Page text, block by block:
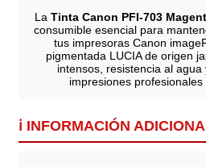
La Tinta Canon PFI-703
consumible esencial para
tus impresoras Canon
pigmentada LUCIA de origen
intensos, resistencia al
impresiones
ℹ️ INFORMACIÓN